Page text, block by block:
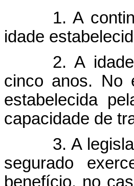
1. A
idade
2. A
cinco anos. No
estabelecida
capacidade de
3. A
segurado
benefício, no